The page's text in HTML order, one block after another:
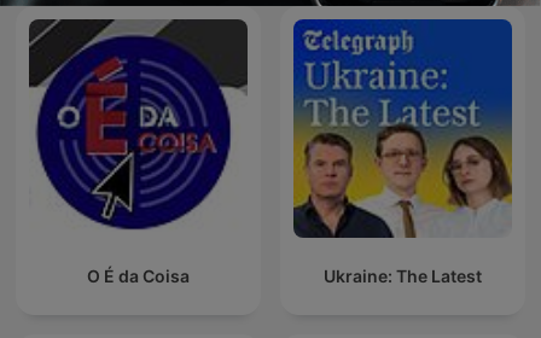
O É da Coisa Ukraine: The Latest